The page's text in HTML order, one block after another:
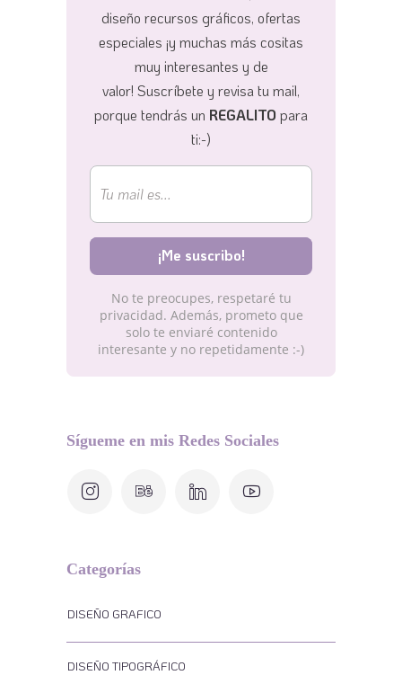
diseño recursos gráficos, ofertas
especiales ¡y muchas más cositas
muy interesantes y de
valor! Suscríbete y revisa tu mail,
porque tendrás un REGALITO para
ti:-)
No te preocupes, respetaré tu
privacidad. Además, prometo que
solo te enviaré contenido
interesante y no repetidamente :-)
Sígueme en mis Redes Sociales
Categorías
DISEÑO GRAFICO
DISEÑO TIPOGRÁFICO